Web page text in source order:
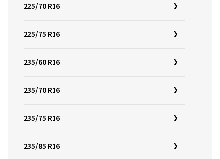
225/70 R16
225/75 R16
235/60 R16
235/70 R16
235/75 R16
235/85 R16